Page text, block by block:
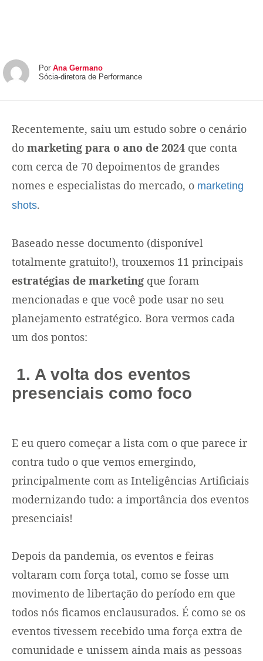
Por Ana Germano
Sócia-diretora de Performance
Recentemente, saiu um estudo sobre o cenário
do marketing para o ano de 2024 que conta
com cerca de 70 depoimentos de grandes
nomes e especialistas do mercado, o marketing
shots.
Baseado nesse documento (disponível
totalmente gratuito!), trouxemos 11 principais
estratégias de marketing que foram
mencionadas e que você pode usar no seu
planejamento estratégico. Bora vermos cada
um dos pontos:
1. A volta dos eventos
presenciais como foco
E eu quero começar a lista com o que parece ir
contra tudo o que vemos emergindo,
principalmente com as Inteligências Artificiais
modernizando tudo: a importância dos eventos
presenciais!
Depois da pandemia, os eventos e feiras
voltaram com força total, como se fosse um
movimento de libertação do período em que
todos nós ficamos enclausurados. É como se os
eventos tivessem recebido uma força extra de
comunidade e unissem ainda mais as pessoas